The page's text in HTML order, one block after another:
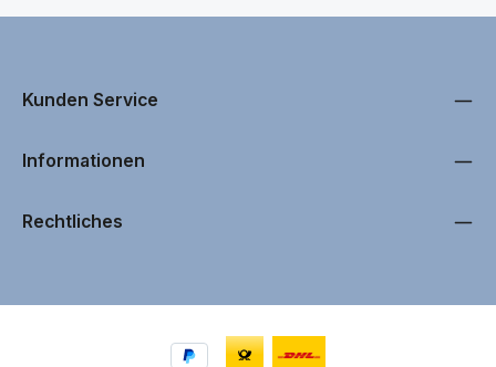
Kunden Service
Informationen
Rechtliches